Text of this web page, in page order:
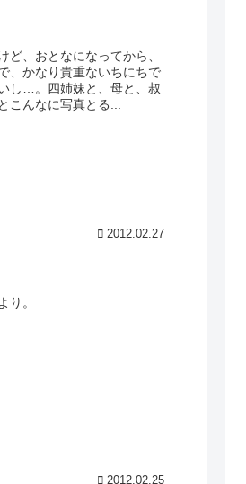
ど、おとなになってから、
、かなり貴重ないちにちで
し…。四姉妹と、母と、叔
んなに写真とる...
2012.02.27
り。
2012.02.25